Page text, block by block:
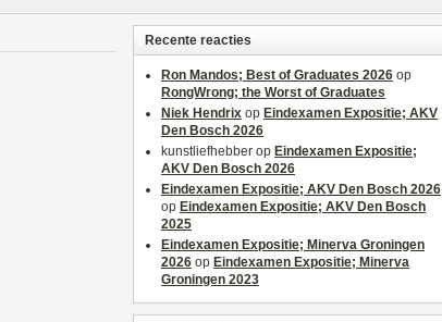
Recente reacties
Ron Mandos; Best of Graduates 2026 op
RongWrong; the Worst of Graduates
Niek Hendrix op Eindexamen Expositie; AKV
Den Bosch 2026
kunstliefhebber op Eindexamen Expositie;
AKV Den Bosch 2026
Eindexamen Expositie; AKV Den Bosch 2026
op Eindexamen Expositie; AKV Den Bosch
2025
Eindexamen Expositie; Minerva Groningen
2026 op Eindexamen Expositie; Minerva
Groningen 2023